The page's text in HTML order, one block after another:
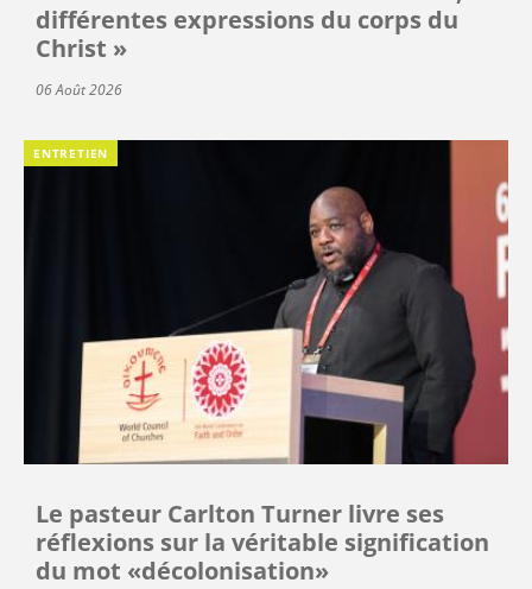
différentes expressions du corps du
Christ »
06 Août 2026
ENTRETIEN
Le pasteur Carlton Turner livre ses
réflexions sur la véritable signification
du mot «décolonisation»